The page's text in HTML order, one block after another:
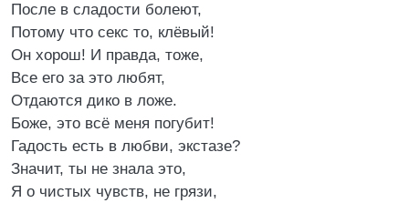
После в сладости болеют,
Потому что секс то, клёвый!
Он хорош! И правда, тоже,
Все его за это любят,
Отдаются дико в ложе.
Боже, это всё меня погубит!
Гадость есть в любви, экстазе?
Значит, ты не знала это,
Я о чистых чувств, не грязи,